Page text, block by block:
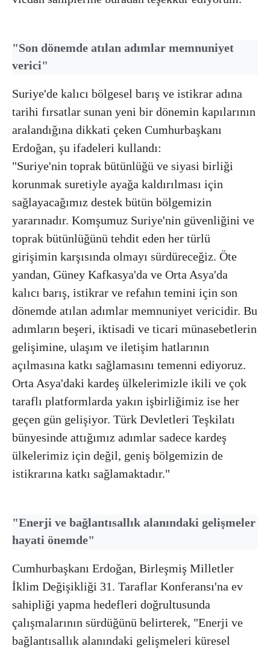
⁠"Son dönemde atılan adımlar memnuniyet
verici"
Suriye'de kalıcı bölgesel barış ve istikrar adına
tarihi fırsatlar sunan yeni bir dönemin kapılarının
aralandığına dikkati çeken Cumhurbaşkanı
Erdoğan, şu ifadeleri kullandı:
"Suriye'nin toprak bütünlüğü ve siyasi birliği
korunmak suretiyle ayağa kaldırılması için
sağlayacağımız destek bütün bölgemizin
yararınadır. Komşumuz Suriye'nin güvenliğini ve
toprak bütünlüğünü tehdit eden her türlü
girişimin karşısında olmayı sürdüreceğiz. Öte
yandan, Güney Kafkasya'da ve Orta Asya'da
kalıcı barış, istikrar ve refahın temini için son
dönemde atılan adımlar memnuniyet vericidir. Bu
adımların beşeri, iktisadi ve ticari münasebetlerin
gelişimine, ulaşım ve iletişim hatlarının
açılmasına katkı sağlamasını temenni ediyoruz.
Orta Asya'daki kardeş ülkelerimizle ikili ve çok
taraflı platformlarda yakın işbirliğimiz ise her
geçen gün gelişiyor. Türk Devletleri Teşkilatı
bünyesinde attığımız adımlar sadece kardeş
ülkelerimiz için değil, geniş bölgemizin de
istikrarına katkı sağlamaktadır."
⁠"Enerji ve bağlantısallık alanındaki gelişmeler
hayati önemde"
Cumhurbaşkanı Erdoğan, Birleşmiş Milletler
İklim Değişikliği 31. Taraflar Konferansı'na ev
sahipliği yapma hedefleri doğrultusunda
çalışmalarının sürdüğünü belirterek, "Enerji ve
bağlantısallık alanındaki gelişmeleri küresel